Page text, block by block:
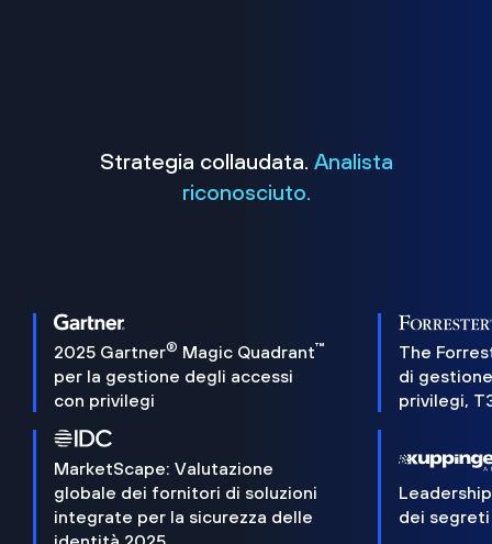
Strategia collaudata. Analista
riconosciuto.
2025 Gartner® Magic Quadrant™
per la gestione degli accessi
con privilegi
The
di
privilegi,
MarketScape: Valutazione
globale dei fornitori di soluzioni
integrate per la sicurezza delle
dei segreti